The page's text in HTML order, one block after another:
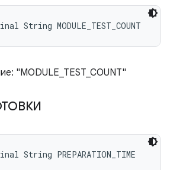
MODULE_TEST_COUNT
"MODULE_TEST_COUNT"
String PREPARATION_TIME